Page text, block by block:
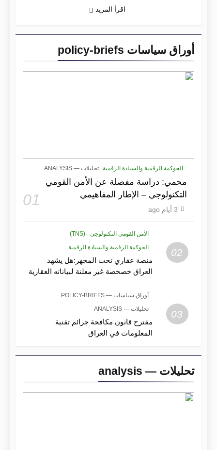
أوراق سياسات policy-briefs
الحوكمة الرقمية والسيادة الرقمية تحليلات — ANALYSIS
محمي: دراسة مفصلة عن الأمن القومي
التكنولوجي – الإطار المفاهيمي
01
3 أيام ago
02
الأمن القومي التكنولوجي - (TNS)
الحوكمة الرقمية والسيادة الرقمية
منصة عقاري تحت المجهر:هل يشهد
العراق خصخصة غير معلنة لبياناته العقارية
03
أوراق سياسات — POLICY-BRIEFS
تحليلات — ANALYSIS
مقترح قانون مكافحة جرائم تقنية
المعلومات في العراق
تحليلات — analysis
اقرأ المزيد